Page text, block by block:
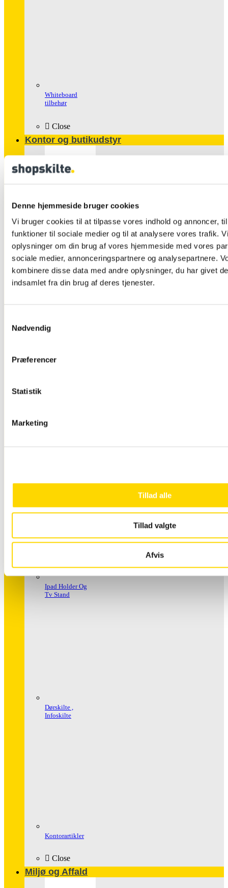
Denne hjemmeside bruger cookies
Vi bruger cookies til at tilpasse vores indhold og annoncer,
funktioner til sociale medier og til at analysere vores trafik.
oplysninger om din brug af vores hjemmeside med vores
sociale medier, annonceringspartnere og analysepartnere.
kombinere disse data med andre oplysninger, du har givet
indsamlet fra din brug af deres tjenester.
Nødvendig
Præferencer
Statistik
Marketing
Tillad alle
Tillad valgte
Afvis
Whiteboard
tilbehør
Close
Kontor og butikudstyr
produkter
Og Tv Stand
Infoskilte
Kontorartikler
Se Alt
Kontor/butikudstyr
Glasskabe
Ipad Holder Og
Tv Stand
Dørskilte ,
Infoskilte
Kontorartikler
Close
Miljø og Affald